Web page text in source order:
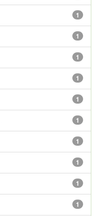
1
1
1
1
1
1
1
1
1
1